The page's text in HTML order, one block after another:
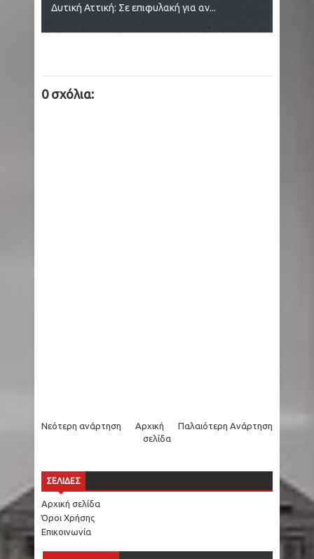
Δυτική Αττική: Σε επιφυλακή για αν...
0 σχόλια:
Νεότερη ανάρτηση Παλαιότερη Ανάρτηση
Αρχική
σελίδα
ΣΕΛΙΔΕΣ
Αρχική σελίδα
Όροι Χρήσης
Επικοινωνία